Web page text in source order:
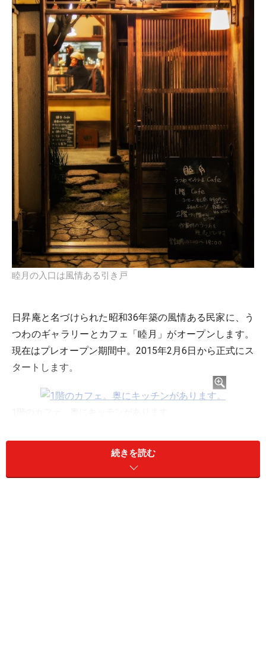
睦月の入口は風情ある引き戸
日昇庵と名づけられた昭和36年築の風情ある民家に、う
つわのギャラリーとカフェ「睦月」がオープンします。
現在はプレオープン期間中。2015年2月6日から正式にス
タートします。
格子戸の先へと続く飛び石をたどり、玄関の引き戸を開
けたら、小さな沓脱ぎ石が置かれていますが土足のまま
続きを読む